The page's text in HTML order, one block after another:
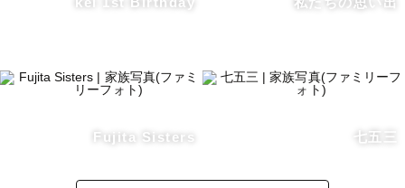
Fujita Sisters 七五三